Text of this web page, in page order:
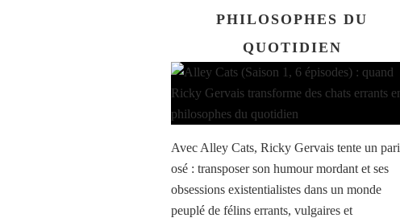
PHILOSOPHES DU
QUOTIDIEN
Avec Alley Cats, Ricky Gervais tente un pari
osé : transposer son humour mordant et ses
obsessions existentialistes dans un monde
peuplé de félins errants, vulgaires et